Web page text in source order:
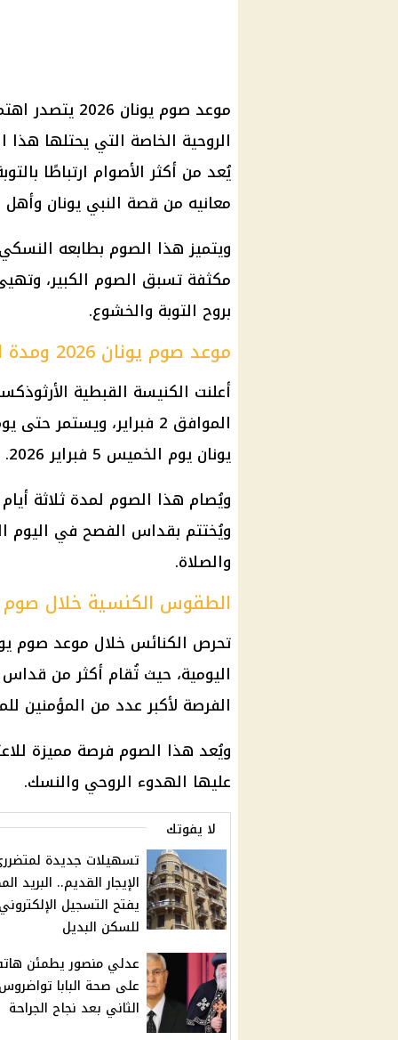
موعد صوم
الروحية الخاصة التي يحتلها
يُعد من أكثر الأصوام ارتباطًا
معانيه من قصة النبي يونان وأهل
ويتميز هذا الصوم بطابعه
مكثفة تسبق الصوم الكبير،
بروح التوبة والخشوع.
موعد صوم يونان 2026 ومدة الصوم
يونان يوم الخميس 5 فبراير 2026.
ويُصام هذا الصوم لمدة ثلاثة
ويُختتم بقداس الفصح في اليوم
والصلاة.
الطقوس الكنسية خلال صوم
اليومية، حيث تُقام أكثر من
الفرصة لأكبر عدد من المؤمنين
ويُعد هذا الصوم فرصة مميزة
عليها الهدوء الروحي والنسك.
لا يفوتك
تسهيلات جديدة
الإيجار القديم.. البريد
يفتح التسجيل
للسكن البديل
عدلي منصور يطمئن
على صحة البابا
الثاني بعد نجاح الجراحة